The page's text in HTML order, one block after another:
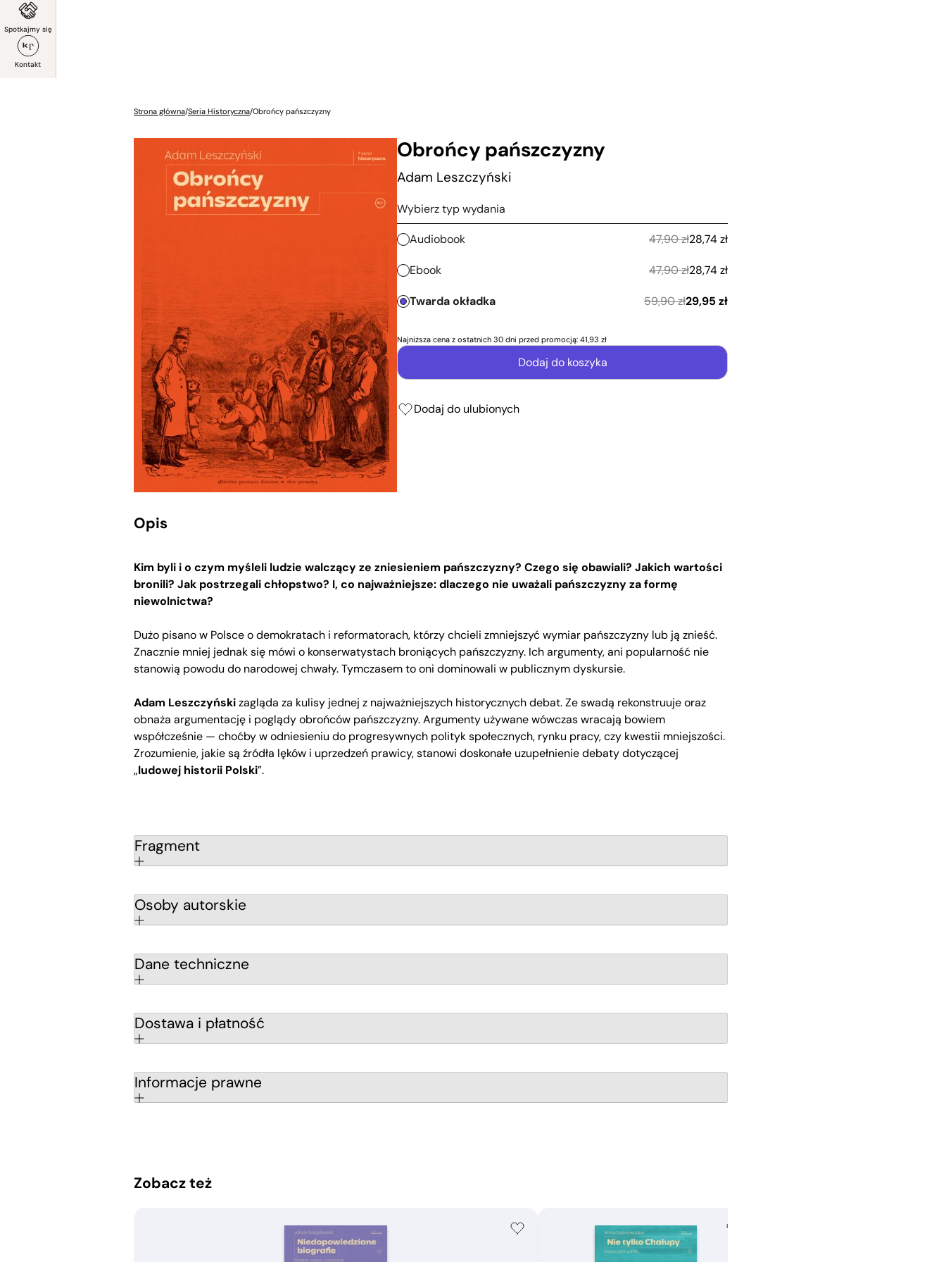
Spotkajmy się
Kontakt
Strona główna/Seria Historyczna/Obrońcy pańszczyzny
Obrońcy pańszczyzny
Adam Leszczyński
Typ wydania
Wybierz typ wydania
Audiobook 47,90zł28,74zł
Ebook 47,90zł28,74zł
Twarda okładka 59,90zł29,95 zł
Najniższa cena z ostatnich 30 dni przed promocją: 41,93 zł
Dodaj do koszyka
Dodaj do ulubionych
Opis
Kim byli i o czym myśleli ludzie walczący ze zniesieniem pańszczyzny? Czego się obawiali? Jakich wartości
bronili? Jak postrzegali chłopstwo? I, co najważniejsze: dlaczego nie uważali pańszczyzny za formę
niewolnictwa?
Dużo pisano w Polsce o demokratach i reformatorach, którzy chcieli zmniejszyć wymiar pańszczyzny lub ją znieść.
Znacznie mniej jednak się mówi o konserwatystach broniących pańszczyzny. Ich argumenty, ani popularność nie
stanowią powodu do narodowej chwały. Tymczasem to oni dominowali w publicznym dyskursie.
Adam Leszczyńskizagląda za kulisy jednej z najważniejszych historycznych debat. Ze swadą rekonstruuje oraz
obnaża argumentację i poglądy obrońców pańszczyzny. Argumenty używane wówczas wracają bowiem
współcześnie — choćby w odniesieniu do progresywnych polityk społecznych, rynku pracy, czy kwestii mniejszości.
Zrozumienie, jakie są źródła lęków i uprzedzeń prawicy, stanowi doskonałe uzupełnienie debaty dotyczącej
„ludowej historii Polski”.
Fragment
Osoby autorskie
Dane techniczne
Dostawa i płatność
Informacje prawne
Zobacz też